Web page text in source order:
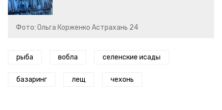
Фото: Ольга Корженко Астрахань 24
рыба вобла селенские исады
базаринг лещ чехонь